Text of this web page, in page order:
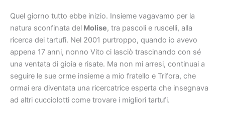
Quel giorno tutto ebbe inizio. Insieme vagavamo per la
natura sconfinata del Molise, tra pascoli e ruscelli, alla
ricerca dei tartufi. Nel 2001 purtroppo, quando io avevo
appena 17 anni, nonno Vito ci lasciò trascinando con sé
una ventata di gioia e risate. Ma non mi arresi, continuai a
seguire le sue orme insieme a mio fratello e Trifora, che
ormai era diventata una ricercatrice esperta che insegnava
ad altri cucciolotti come trovare i migliori tartufi.